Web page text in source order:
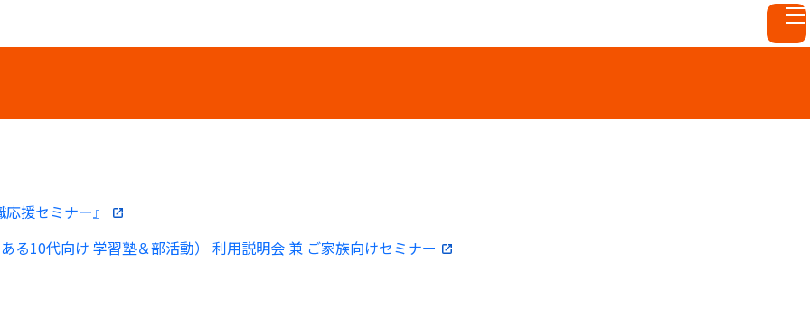
援セミナー』
る10代向け 学習塾＆部活動） 利用説明会 兼 ご家族向けセミナー